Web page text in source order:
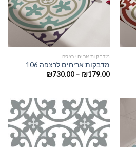
מדבקות אריחי רצפה
מדבקות אריחים לרצפה 106
₪179.00
–
₪730.00